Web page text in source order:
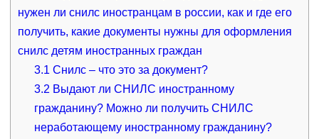
нужен ли снилс иностранцам в россии, как и где его
получить, какие документы нужны для оформления
снилс детям иностранных граждан
3.1 Снилс – что это за документ?
3.2 Выдают ли СНИЛС иностранному
гражданину? Можно ли получить СНИЛС
неработающему иностранному гражданину?